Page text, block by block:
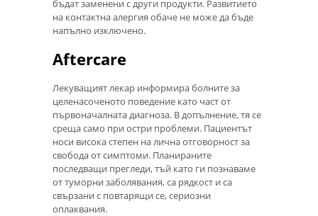
бъдат заменени с други продукти. Развитието
на контактна алергия обаче не може да бъде
напълно изключено.
Aftercare
Лекуващият лекар информира болните за
целенасоченото поведение като част от
първоначалната диагноза. В допълнение, тя се
среща само при остри проблеми. Пациентът
носи висока степен на лична отговорност за
свобода от симптоми. Планираните
последващи прегледи, тъй като ги познаваме
от туморни заболявания, са рядкост и са
свързани с повтарящи се, сериозни
оплаквания.